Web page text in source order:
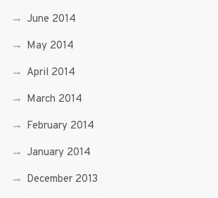
June 2014
May 2014
April 2014
March 2014
February 2014
January 2014
December 2013